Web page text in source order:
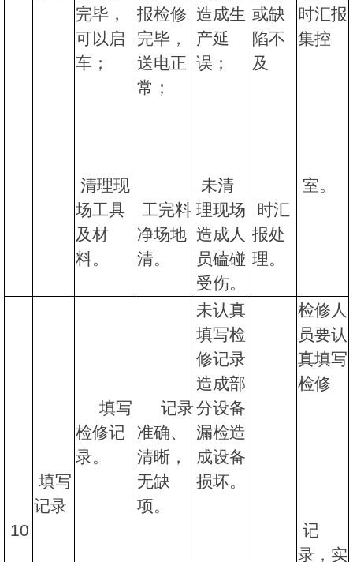
完毕，
可以启
车；
清理现
场工具
及材
料。
报检修
完毕，
送电正
常；
工完料
净场地
清。
造成生
产延
误；
未清
理现场
造成人
员磕碰
受伤。
或缺
陷不
及
时汇
报处
理。
时汇报
集控
室。
10
填写
记录
填写
检修记
录。
记录
准确、
清晰，
无缺
项。
未认真
填写检
修记录
造成部
分设备
漏检造
成设备
损坏。
检修人
员要认
真填写
检修
记
录，实